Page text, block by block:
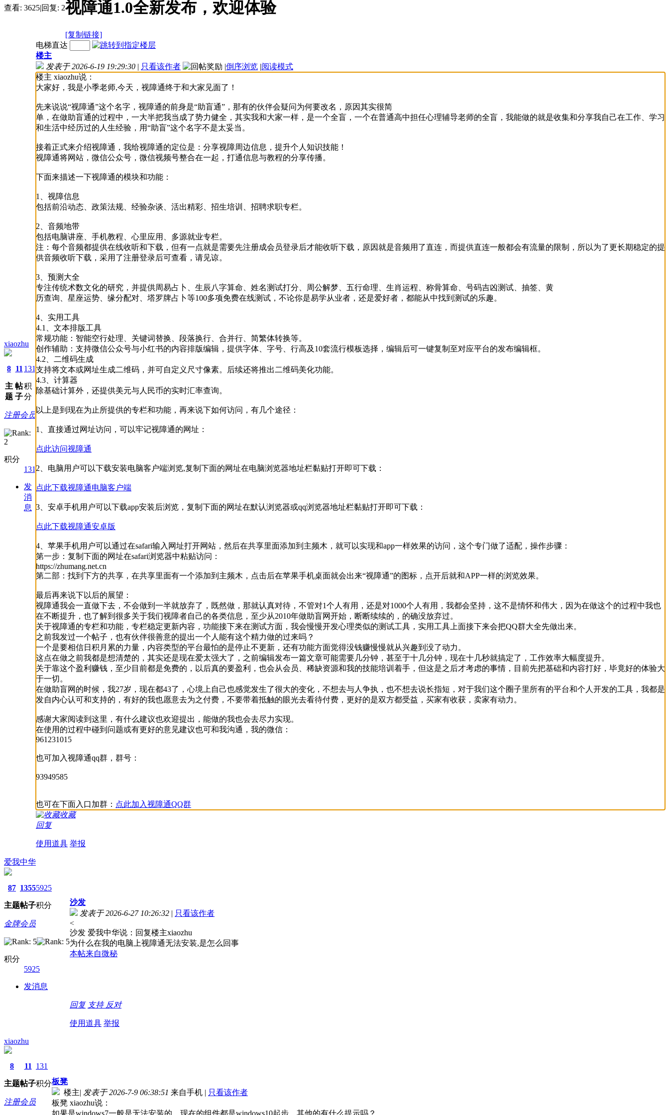
查看: 3625|回复: 2视障通1.0全新发布，欢迎体验
[复制链接]
xiaozhu
8
主
题
11
帖
子
131
积
分
注册会员
积分
131
发
消
息
电梯直达
楼主
发表于 2026-6-19 19:29:30 | 只看该作者 |倒序浏览 |阅读模式
楼主 xiaozhu说：
大家好，我是小季老师,今天，视障通终于和大家见面了！
先来说说“视障通”这个名字，视障通的前身是“助盲通”，那有的伙伴会疑问为何要改名，原因其实很简
单，在做助盲通的过程中，一大半把我当成了势力健全，其实我和大家一样，是一个全盲，一个在普通高中担任心理辅导老师的全盲，我能做的就是收集和分享我自己在工作、学习
和生活中经历过的人生经验，用“助盲”这个名字不是太妥当。
接着正式来介绍视障通，我给视障通的定位是：分享视障周边信息，提升个人知识技能！
视障通将网站，微信公众号，微信视频号整合在一起，打通信息与教程的分享传播。
下面来描述一下视障通的模块和功能：
1、视障信息
包括前沿动态、政策法规、经验杂谈、活出精彩、招生培训、招聘求职专栏。
2、音频地带
包括电脑讲座、手机教程、心里应用、多源就业专栏。
注：每个音频都提供在线收听和下载，但有一点就是需要先注册成会员登录后才能收听下载，原因就是音频用了直连，而提供直连一般都会有流量的限制，所以为了更长期稳定的提
供音频收听下载，采用了注册登录后可查看，请见谅。
3、预测大全
专注传统术数文化的研究，并提供周易占卜、生辰八字算命、姓名测试打分、周公解梦、五行命理、生肖运程、称骨算命、号码吉凶测试、抽签、黄
历查询、星座运势、缘分配对、塔罗牌占卜等100多项免费在线测试，不论你是易学从业者，还是爱好者，都能从中找到测试的乐趣。
4、实用工具
4.1、文本排版工具
常规功能：智能空行处理、关键词替换、段落换行、合并行、简繁体转换等。
创作辅助：支持微信公众号与小红书的内容排版编辑，提供字体、字号、行高及10套流行模板选择，编辑后可一键复制至对应平台的发布编辑框。
4.2、二维码生成
支持将文本或网址生成二维码，并可自定义尺寸像素。后续还将推出二维码美化功能。
4.3、计算器
除基础计算外，还提供美元与人民币的实时汇率查询。
以上是到现在为止所提供的专栏和功能，再来说下如何访问，有几个途径：
1、直接通过网址访问，可以牢记视障通的网址：
点此访问视障通
2、电脑用户可以下载安装电脑客户端浏览,复制下面的网址在电脑浏览器地址栏黏贴打开即可下载：
点此下载视障通电脑客户端
3、安卓手机用户可以下载app安装后浏览，复制下面的网址在默认浏览器或qq浏览器地址栏黏贴打开即可下载：
点此下载视障通安卓版
4、苹果手机用户可以通过在safari输入网址打开网站，然后在共享里面添加到主频木，就可以实现和app一样效果的访问，这个专门做了适配，操作步骤：
第一步：复制下面的网址在safari浏览器中粘贴访问：
https://zhumang.net.cn
第二部：找到下方的共享，在共享里面有一个添加到主频木，点击后在苹果手机桌面就会出来“视障通”的图标，点开后就和APP一样的浏览效果。
最后再来说下以后的展望：
视障通我会一直做下去，不会做到一半就放弃了，既然做，那就认真对待，不管对1个人有用，还是对1000个人有用，我都会坚持，这不是情怀和伟大，因为在做这个的过程中我也
在不断提升，也了解到很多关于我们视障者自己的各类信息，至少从2010年做助盲网开始，断断续续的，的确没放弃过。
关于视障通的专栏和功能，专栏稳定更新内容，功能接下来在测试方面，我会慢慢开发心理类似的测试工具，实用工具上面接下来会把QQ群大全先做出来。
之前我发过一个帖子，也有伙伴很善意的提出一个人能有这个精力做的过来吗？
一个是要相信日积月累的力量，内容类型的平台最怕的是停止不更新，还有功能方面觉得没钱赚慢慢就从兴趣到没了动力。
这点在做之前我都是想清楚的，其实还是现在爱太强大了，之前编辑发布一篇文章可能需要几分钟，甚至于十几分钟，现在十几秒就搞定了，工作效率大幅度提升。
关于靠这个盈利赚钱，至少目前都是免费的，以后真的要盈利，也会从会员、稀缺资源和我的技能培训着手，但这是之后才考虑的事情，目前先把基础和内容打好，毕竟好的体验大
于一切。
在做助盲网的时候，我27岁，现在都43了，心境上自己也感觉发生了很大的变化，不想去与人争执，也不想去说长指短，对于我们这个圈子里所有的平台和个人开发的工具，我都是
发自内心认可和支持的，有好的我也愿意去为之付费，不要带着抵触的眼光去看待付费，更好的是双方都受益，买家有收获，卖家有动力。
感谢大家阅读到这里，有什么建议也欢迎提出，能做的我也会去尽力实现。
在使用的过程中碰到问题或有更好的意见建议也可和我沟通，我的微信：
961231015
也可加入视障通qq群，群号：
93949585
也可在下面入口加群： 点此加入视障通QQ群
收藏
回复
使用道具 举报
爱我中华
87
主题
1355
帖子
5925
积分
金牌会员
积分
5925
发消息
沙发
发表于 2026-6-27 10:26:32 | 只看该作者
<
沙发 爱我中华说：回复楼主xiaozhu
为什么在我的电脑上视障通无法安装,是怎么回事
本帖来自微秘
回复 支持 反对
使用道具 举报
xiaozhu
8
主题
11
帖子
131
积分
注册会员
板凳
楼主| 发表于 2026-7-9 06:38:51 来自手机 | 只看该作者
板凳 xiaozhu说：
如果是windows7一般是无法安装的，现在的组件都是windows10起步，其他的有什么提示吗？